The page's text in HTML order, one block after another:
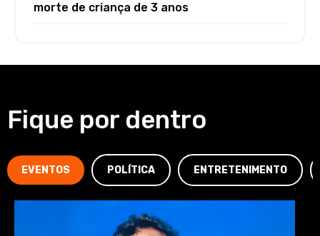
morte de criança de 3 anos
Fique por dentro
EVENTOS POLÍTICA ENTRETENIMENTO